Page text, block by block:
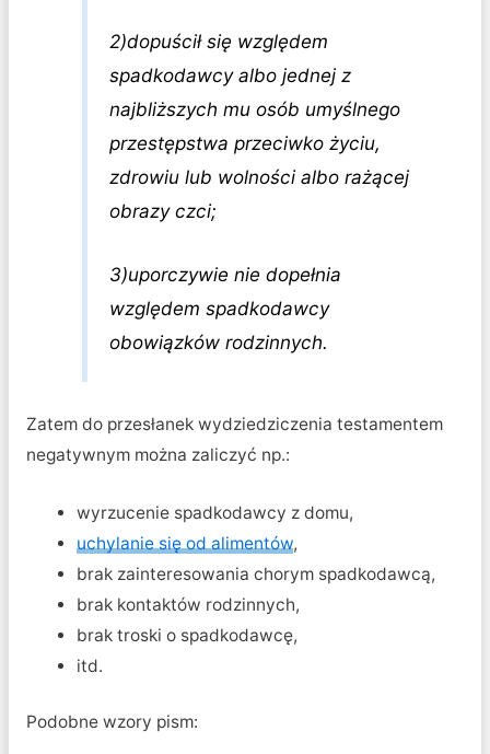
2)dopuścił się względem
spadkodawcy albo jednej z
najbliższych mu osób umyślnego
przestępstwa przeciwko życiu,
zdrowiu lub wolności albo rażącej
obrazy czci;
3)uporczywie nie dopełnia
względem spadkodawcy
obowiązków rodzinnych.
Zatem do przesłanek wydziedziczenia testamentem
negatywnym można zaliczyć np.:
wyrzucenie spadkodawcy z domu,
uchylanie się od alimentów,
brak zainteresowania chorym spadkodawcą,
brak kontaktów rodzinnych,
brak troski o spadkodawcę,
itd.
Podobne wzory pism: